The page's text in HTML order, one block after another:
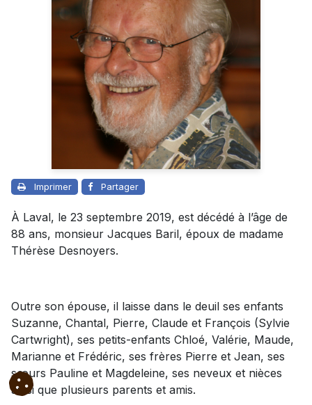
Imprimer Partager
À Laval, le 23 septembre 2019, est décédé à l’âge de
88 ans, monsieur Jacques Baril, époux de madame
Thérèse Desnoyers.
Outre son épouse, il laisse dans le deuil ses enfants
Suzanne, Chantal, Pierre, Claude et François (Sylvie
Cartwright), ses petits-enfants Chloé, Valérie, Maude,
Marianne et Frédéric, ses frères Pierre et Jean, ses
sœurs Pauline et Magdeleine, ses neveux et nièces
ainsi que plusieurs parents et amis.